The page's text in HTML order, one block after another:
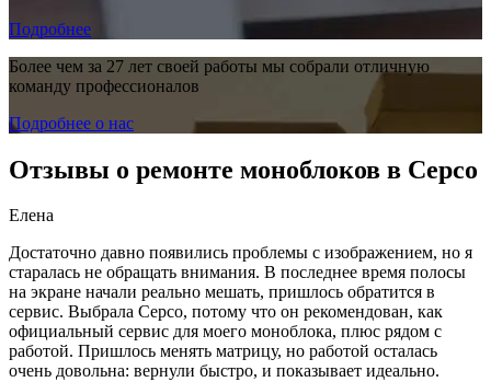
Подробнее
Более чем за 27 лет своей работы мы собрали отличную
команду профессионалов
Подробнее о нас
Отзывы о ремонте моноблоков в Серсо
Елена
Достаточно давно появились проблемы с изображением, но я
старалась не обращать внимания. В последнее время полосы
на экране начали реально мешать, пришлось обратится в
сервис. Выбрала Серсо, потому что он рекомендован, как
официальный сервис для моего моноблока, плюс рядом с
работой. Пришлось менять матрицу, но работой осталась
очень довольна: вернули быстро, и показывает идеально.